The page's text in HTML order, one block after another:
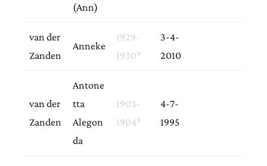
(Ann)
van der
Zanden
Anneke
1929-
1930*
3-4-
2010
van der
Zanden
Antone
tta
Alegon
da
1903-
1904*
4-7-
1995